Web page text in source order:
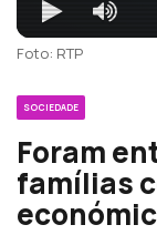
Foto: RTP
SOCIEDADE
Foram
famílias